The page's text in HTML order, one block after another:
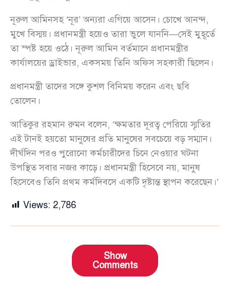
নূরুল আমিনসহ ‘নূর’ অন্যরা এগিয়ে আসেন। চোখে আনন্দ,
মুখে বিস্ময়। প্রধানমন্ত্রী হয়েও তারা ভুলে যাননি—সেই মুহূর্তে
তা স্পষ্ট হয়ে ওঠে। নূরুল আমিন বর্তমানে প্রধানমন্ত্রীর
কার্যালয়ের ড্রাইভার, একসময় তিনি অফিস সহকারী ছিলেন।
প্রধানমন্ত্রী তাদের সঙ্গে কুশল বিনিময় করেন এবং ছবি
তোলেন।
আতিকুর রহমান রুমন বলেন, ‘ক্ষমতার দূরত্ব পেরিয়ে স্মৃতির
এই টানই হয়তো মানুষের প্রতি মানুষের সবচেয়ে বড় সম্মান।
দীর্ঘদিন পরও পুরোনো কর্মচারীদের চিনে নেওয়ার ঘটনা
উপস্থিত সবার নজর কাড়ে। প্রধানমন্ত্রী হিসেবে নয়, মানুষ
হিসেবেও তিনি প্রথম কর্মদিবসে একটি দৃষ্টান্ত স্থাপন করেছেন।’
Views: 2,786
Show
Comments